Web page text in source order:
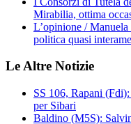
Mirabilia, ottima
L’opinione /
politica quasi
Le Altre Notizie
SS 106, Rapani
per Sibari
Baldino (M5S):